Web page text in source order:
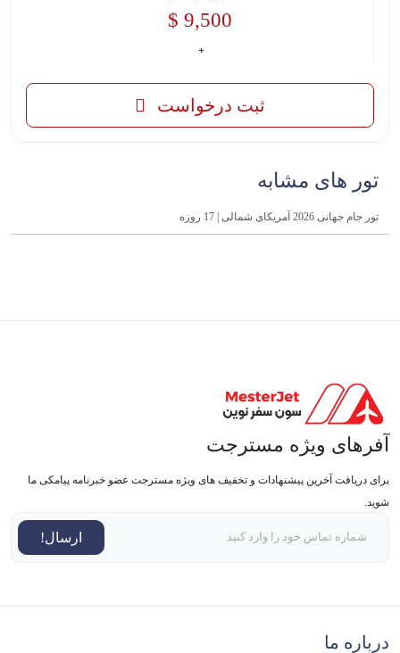
9,500 $
ثبت درخواست
تور های مشابه
تور جام جهانی 2026 آمریکای شمالی | 17 روزه
آفرهای ویژه مسترجت
برای دریافت آخرین پیشنهادات و تخفیف های ویژه مسترجت عضو خبرنامه پیامکی ما
شوید.
ارسال!
درباره ما